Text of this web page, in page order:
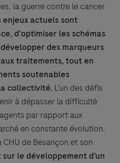
la guerre contre le cancer
enjeux actuels sont
d'optimiser les schémas
des marqueurs
traitements, tout en
soutenables
collectivité. L’un des défis
à dépasser la difficulté
par rapport aux
en constante évolution.
de Besançon et son
le développement d’un